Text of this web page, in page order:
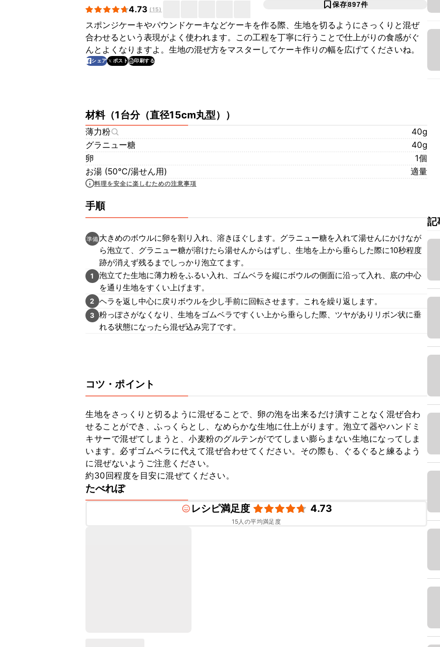
4.73 (15)
保存897件
スポンジケーキやパウンドケーキなどケーキを作る際、生地を切るようにさっくりと混ぜ
合わせるという表現がよく使われます。この工程を丁寧に行うことで仕上がりの食感がぐ
んとよくなりますよ。生地の混ぜ方をマスターしてケーキ作りの幅を広げてくださいね。
シェア ポスト 印刷する
材料（1台分（直径15cm丸型） ）
薄力粉
40g
グラニュー糖
40g
卵
1個
お湯 (50℃/湯せん用)
適量
料理を安全に楽しむための注意事項
手順
準備 大きめのボウルに卵を割り入れ、溶きほぐします。グラニュー糖を入れて湯せんにかけなが
ら泡立て、グラニュー糖が溶けたら湯せんからはずし、生地を上から垂らした際に10秒程度
跡が消えず残るまでしっかり泡立てます。
1
泡立てた生地に薄力粉をふるい入れ、ゴムベラを縦にボウルの側面に沿って入れ、底の中心
を通り生地をすくい上げます。
2 ヘラを返し中心に戻りボウルを少し手前に回転させます。これを繰り返します。
3 粉っぽさがなくなり、生地をゴムベラですくい上から垂らした際、ツヤがありリボン状に垂
れる状態になったら混ぜ込み完了です。
コツ・ポイント
生地をさっくりと切るように混ぜることで、卵の泡を出来るだけ潰すことなく混ぜ合わ
せることができ、ふっくらとし、なめらかな生地に仕上がります。泡立て器やハンドミ
キサーで混ぜてしまうと、小麦粉のグルテンがでてしまい膨らまない生地になってしま
います。必ずゴムベラに代えて混ぜ合わせてください。その際も、ぐるぐると練るよう
に混ぜないようご注意ください。
約30回程度を目安に混ぜてください。
たべれぽ
レシピ満足度
4.73
15人の平均満足度
記